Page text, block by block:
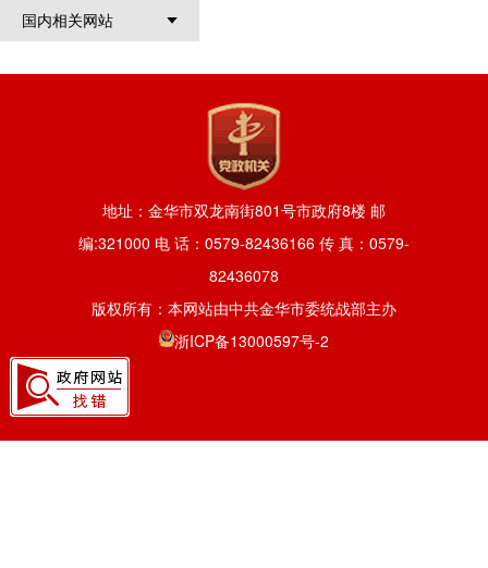
国内相关网站
地址：金华市双龙南街801号市政府8楼 邮
编:321000 电 话：0579-82436166 传 真：0579-
82436078
版权所有：本网站由中共金华市委统战部主办
浙ICP备13000597号-2